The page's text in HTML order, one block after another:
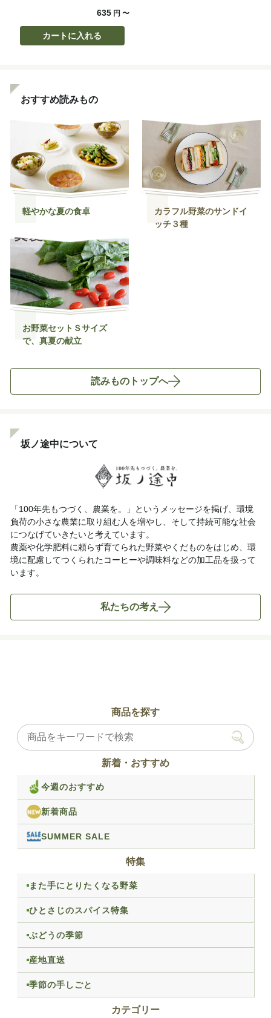
635円 〜
カートに入れる
おすすめ読みもの
軽やかな夏の食卓
カラフル野菜のサンドイ
ッチ３種
お野菜セットＳサイズ
で、真夏の献立
読みものトップへ
坂ノ途中について
「100年先もつづく、農業を。」というメッセージを掲げ、環境
負荷の小さな農業に取り組む人を増やし、そして持続可能な社会
につなげていきたいと考えています。
農薬や化学肥料に頼らず育てられた野菜やくだものをはじめ、環
境に配慮してつくられたコーヒーや調味料などの加工品を扱って
います。
私たちの考え
商品を探す
新着・おすすめ
今週のおすすめ
新着商品
SUMMER SALE
特集
また手にとりたくなる野菜
ひとさじのスパイス特集
ぶどうの季節
産地直送
季節の手しごと
カテゴリー